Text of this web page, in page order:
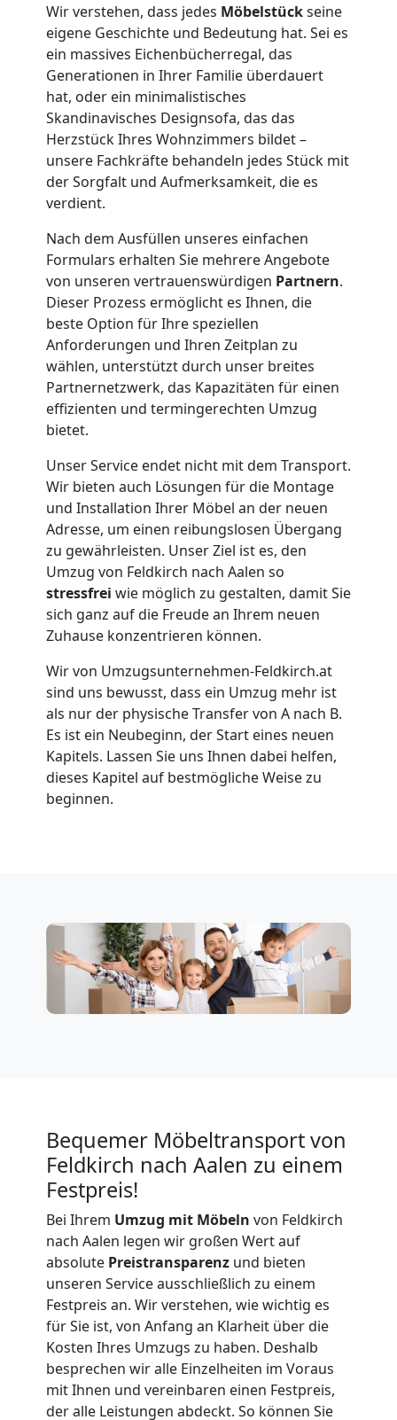
Wir verstehen, dass jedes Möbelstückseine
eigene Geschichte und Bedeutung hat. Sei es
ein massives Eichenbücherregal, das
Generationen in Ihrer Familie überdauert
hat, oder ein minimalistisches
Skandinavisches Designsofa, das das
Herzstück Ihres Wohnzimmers bildet –
unsere Fachkräfte behandeln jedes Stück mit
der Sorgfalt und Aufmerksamkeit, die es
verdient.
Nach dem Ausfüllen unseres einfachen
Formulars erhalten Sie mehrere Angebote
von unseren vertrauenswürdigen Partnern.
Dieser Prozess ermöglicht es Ihnen, die
beste Option für Ihre speziellen
Anforderungen und Ihren Zeitplan zu
wählen, unterstützt durch unser breites
Partnernetzwerk, das Kapazitäten für einen
effizienten und termingerechten Umzug
bietet.
Unser Service endet nicht mit dem Transport.
Wir bieten auch Lösungen für die Montage
und Installation Ihrer Möbel an der neuen
Adresse, um einen reibungslosen Übergang
zu gewährleisten. Unser Ziel ist es, den
Umzug von Feldkirch nach Aalen so
stressfrei wie möglich zu gestalten, damit Sie
sich ganz auf die Freude an Ihrem neuen
Zuhause konzentrieren können.
Wir von Umzugsunternehmen-Feldkirch.at
sind uns bewusst, dass ein Umzug mehr ist
als nur der physische Transfer von A nach B.
Es ist ein Neubeginn, der Start eines neuen
Kapitels. Lassen Sie uns Ihnen dabei helfen,
dieses Kapitel auf bestmögliche Weise zu
beginnen.
Bequemer Möbeltransport von
Feldkirch nach Aalen zu einem
Festpreis!
Bei Ihrem Umzug mit Möbeln von Feldkirch
nach Aalen legen wir großen Wert auf
absolute Preistransparenz und bieten
unseren Service ausschließlich zu einem
Festpreis an. Wir verstehen, wie wichtig es
für Sie ist, von Anfang an Klarheit über die
Kosten Ihres Umzugs zu haben. Deshalb
besprechen wir alle Einzelheiten im Voraus
mit Ihnen und vereinbaren einen Festpreis,
der alle Leistungen abdeckt. So können Sie
Möbellift
Feldkirch
Übersiedlung
Feldkirch
Klaviertransport
Feldkirch
Privatumzug
Feldkirch
Tresortransport
Feldkirch
Umzug
für
Senioren
Feldkirch
Feldkirch
Firmenumzug
Feldkirch
Expressumzug
Feldkirch
Tragehilfe
Feldkirch